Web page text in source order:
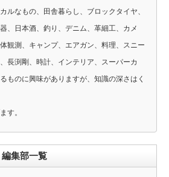
ルなもの、田舎暮らし、ブロックタイヤ、
、日本酒、釣り、デニム、革細工、カメ
観測、キャンプ、エアガン、料理、スニー
長渕剛、時計、インテリア、スーパーカ
ものに興味がありますが、知識の深さはく
す。
集部一覧